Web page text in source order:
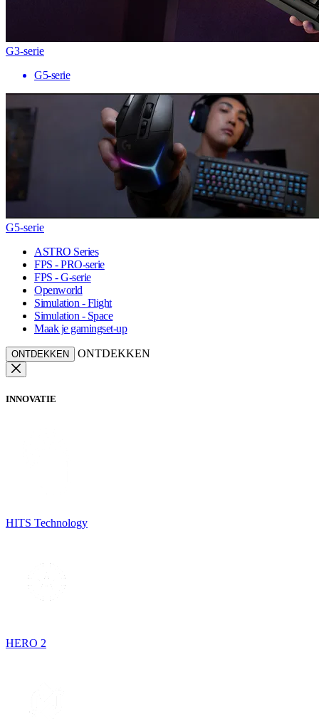
G3-serie
G5-serie
G5-serie
ASTRO Series
FPS - PRO-serie
FPS - G-serie
Openworld
Simulation - Flight
Simulation - Space
Maak je gamingset-up
ONTDEKKEN ONTDEKKEN
INNOVATIE
HITS Technology
HERO 2